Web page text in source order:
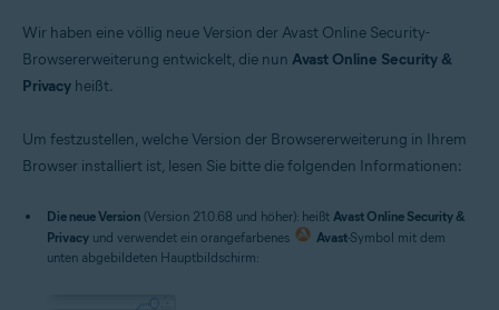
Wir haben eine völlig neue Version der Avast Online Security-
Browsererweiterung entwickelt, die nun Avast Online Security &
Privacy heißt.
Um festzustellen, welche Version der Browsererweiterung in Ihrem
Browser installiert ist, lesen Sie bitte die folgenden Informationen:
Die neue Version (Version 21.0.68 und höher): heißt Avast Online Security &
Privacy und verwendet ein orangefarbenes Avast-Symbol mit dem
unten abgebildeten Hauptbildschirm: